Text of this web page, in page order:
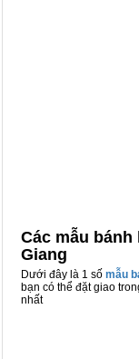
Các mẫu
Giang
Dưới đây là 1 số mẫu
bạn có thể đặt giao
nhất